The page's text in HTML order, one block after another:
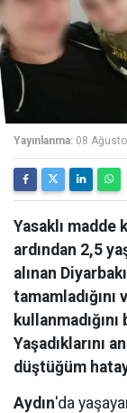
Yayınlanma: 08
Yasaklı madde
ardından 2,5
alınan
Yaşadıklarını
düştüğüm
Aydın'da